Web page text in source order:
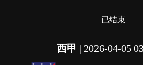
已结束
西甲 | 2026-04-05